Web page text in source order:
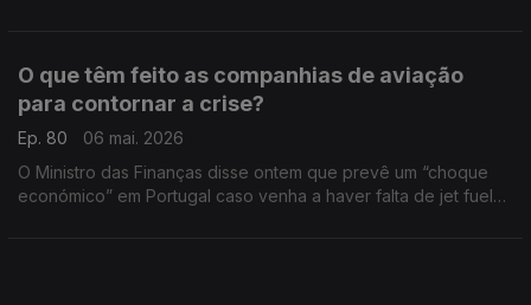
O que têm feito as companhias de aviação
para contornar a crise?
Ep. 80
06 mai. 2026
O Ministro das Finanças disse ontem que prevê um “choque
económico” em Portugal caso venha a haver falta de jet fuel